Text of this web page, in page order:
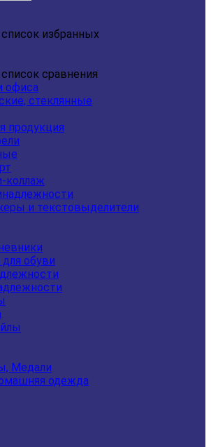
избранных
сравнения
офиса
стеклянные
продукция
коллаж
и текстовыделители
обуви
Медали
одежда